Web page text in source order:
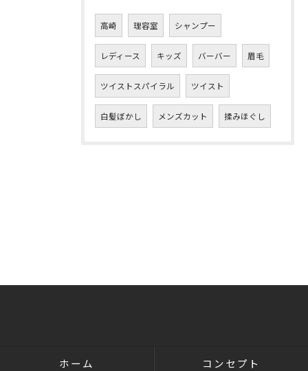
高崎 理容室 シャンプー
レディース キッズ バーバー 眉毛
ツイストスパイラル ツイスト
白髪ぼかし メンズカット 揉みほぐし
ホーム コンセプト